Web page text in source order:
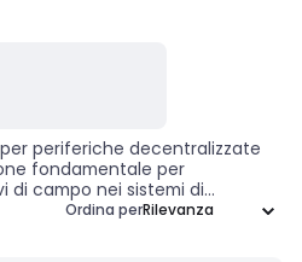
per periferiche decentralizzate
fondamentale per
di campo nei sistemi di
per ospitare e
Ordina per